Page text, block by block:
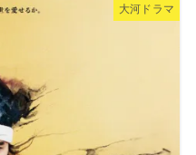
大河ドラマ